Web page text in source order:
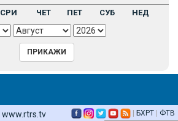
СРИ ЧЕТ ПЕТ СУБ НЕД
www.rtrs.tv БХРТ ФТВ